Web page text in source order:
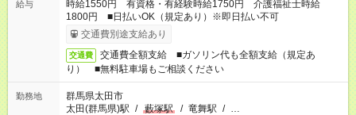
給与
時給1550円 有資格・有経験時給1750円 介護福祉士時給
1800円 ■日払いOK（規定あり）※即日払い不可
交通費別途支給あり
交通費
交通費全額支給 ■ガソリン代も全額支給（規定あ
り） ■無料駐車場もご相談ください
勤務地
群馬県太田市
太田(群馬県)駅 / 藪塚駅 / 竜舞駅 / …